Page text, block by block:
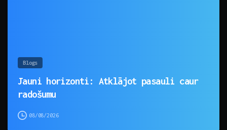
Blogs
Jauni horizonti: Atklājot pasauli caur
radošumu
08/08/2026